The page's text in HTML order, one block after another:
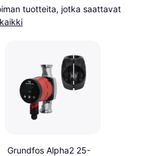
tuotteita, jotka saattavat
Grundfos Alpha2 25-